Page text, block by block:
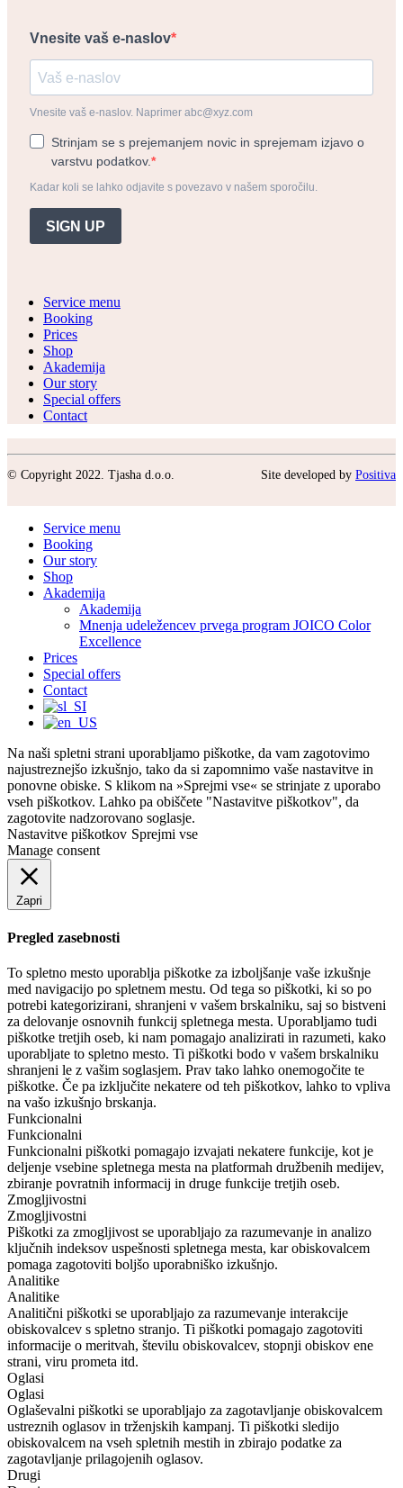
Vnesite vaš e-naslov
Vnesite vaš e-naslov. Naprimer abc@xyz.com
Strinjam se s prejemanjem novic in sprejemam izjavo o
varstvu podatkov.
Kadar koli se lahko odjavite s povezavo v našem sporočilu.
SIGN UP
Service menu
Booking
Prices
Shop
Akademija
Our story
Special offers
Contact
© Copyright 2022. Tjasha d.o.o. Site developed by Positiva
Service menu
Booking
Our story
Shop
Akademija
Akademija
Mnenja udeležencev prvega program JOICO Color
Excellence
Prices
Special offers
Contact
Na naši spletni strani uporabljamo piškotke, da vam zagotovimo
najustreznejšo izkušnjo, tako da si zapomnimo vaše nastavitve in
ponovne obiske. S klikom na »Sprejmi vse« se strinjate z uporabo
vseh piškotkov. Lahko pa obiščete "Nastavitve piškotkov", da
zagotovite nadzorovano soglasje.
Nastavitve piškotkov Sprejmi vse
Manage consent
Zapri
Pregled zasebnosti
To spletno mesto uporablja piškotke za izboljšanje vaše izkušnje
med navigacijo po spletnem mestu. Od tega so piškotki, ki so po
potrebi kategorizirani, shranjeni v vašem brskalniku, saj so bistveni
za delovanje osnovnih funkcij spletnega mesta. Uporabljamo tudi
piškotke tretjih oseb, ki nam pomagajo analizirati in razumeti, kako
uporabljate to spletno mesto. Ti piškotki bodo v vašem brskalniku
shranjeni le z vašim soglasjem. Prav tako lahko onemogočite te
piškotke. Če pa izključite nekatere od teh piškotkov, lahko to vpliva
na vašo izkušnjo brskanja.
Funkcionalni
Funkcionalni
Funkcionalni piškotki pomagajo izvajati nekatere funkcije, kot je
deljenje vsebine spletnega mesta na platformah družbenih medijev,
zbiranje povratnih informacij in druge funkcije tretjih oseb.
Zmogljivostni
Zmogljivostni
Piškotki za zmogljivost se uporabljajo za razumevanje in analizo
ključnih indeksov uspešnosti spletnega mesta, kar obiskovalcem
pomaga zagotoviti boljšo uporabniško izkušnjo.
Analitike
Analitike
Analitični piškotki se uporabljajo za razumevanje interakcije
obiskovalcev s spletno stranjo. Ti piškotki pomagajo zagotoviti
informacije o meritvah, številu obiskovalcev, stopnji obiskov ene
strani, viru prometa itd.
Oglasi
Oglasi
Oglaševalni piškotki se uporabljajo za zagotavljanje obiskovalcem
ustreznih oglasov in trženjskih kampanj. Ti piškotki sledijo
obiskovalcem na vseh spletnih mestih in zbirajo podatke za
zagotavljanje prilagojenih oglasov.
Drugi